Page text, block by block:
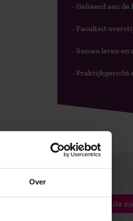
Over
- Gelieerd aan de
- Faculteit
- Samen leren
- Praktijkgericht
Stuur mij de